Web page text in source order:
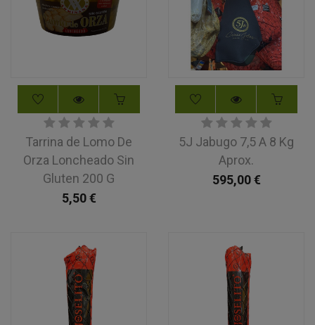
Tarrina de Lomo De
Orza Loncheado Sin
Gluten 200 G
5,50€
5J Jabugo 7,5 A 8 Kg
Aprox.
595,00€